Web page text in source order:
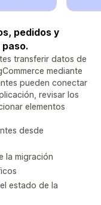
pedidos y
transferir datos de
mediante
pueden conectar
revisar los
elementos
desde
la migración
estado de la